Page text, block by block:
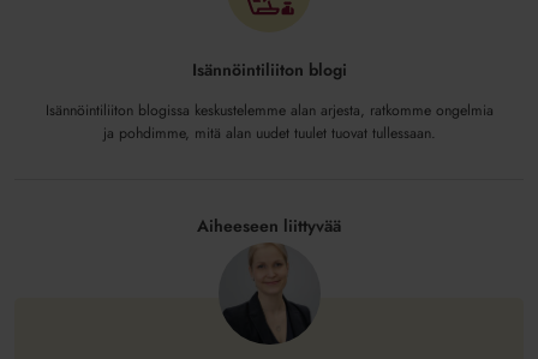
Isännöintiliiton blogi
Isännöintiliiton blogissa keskustelemme alan arjesta, ratkomme ongelmia
ja pohdimme, mitä alan uudet tuulet tuovat tullessaan.
Aiheeseen liittyvää